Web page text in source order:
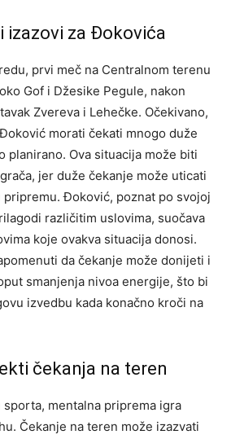
izazovi za Đokovića
prvi meč na Centralnom terenu
Gof i Džesike Pegule, nakon
Zvereva i Lehečke. Očekivano,
morati čekati mnogo duže
planirano. Ova situacija može biti
jer duže čekanje može uticati
pripremu. Đoković, poznat po svojoj
različitim uslovima, suočava
koje ovakva situacija donosi.
da čekanje može donijeti i
smanjenja nivoa energije, što bi
izvedbu kada konačno kroči na
čekanja na teren
mentalna priprema igra
Čekanje na teren može izazvati